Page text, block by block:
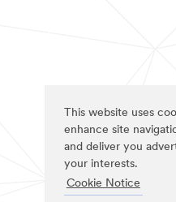
This website uses
enhance site
and deliver you
your interests.
Cookie Notice